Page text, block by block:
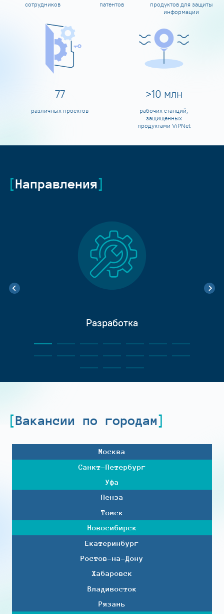
сотрудников патентов
продуктов для защиты
информации
80
различных проектов
>10 млн
рабочих станций,
защищенных
продуктами ViPNet
Направления
Разработка
Вакансии по городам
Москва
Санкт-Петербург
Уфа
Пенза
Томск
Новосибирск
Екатеринбург
Ростов-на-Дону
Хабаровск
Владивосток
Рязань